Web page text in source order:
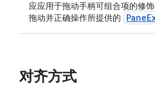
应应用于拖动手柄可组合项的修
拖动并正确操作所提供的
对齐方式